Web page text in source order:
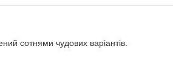
сотнями чудових варіантів.